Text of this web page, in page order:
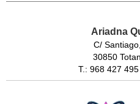
Ariadna
C/
30850
T.: 968 427